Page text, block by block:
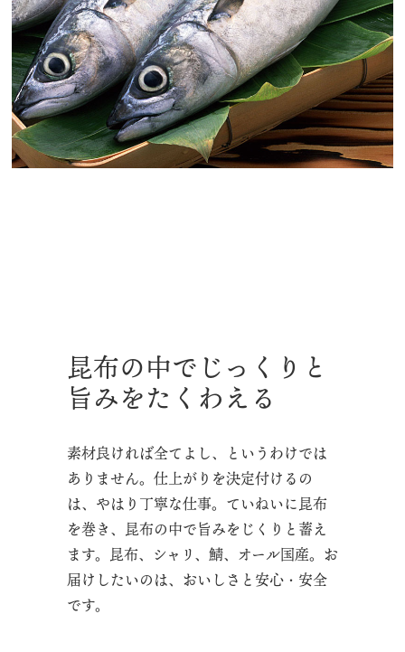
昆布の中でじっくりと
旨みをたくわえる
素材良ければ全てよし、というわけでは
ありません。仕上がりを決定付けるの
は、やはり丁寧な仕事。ていねいに昆布
を巻き、昆布の中で旨みをじくりと蓄え
ます。昆布、シャリ、鯖、オール国産。お
届けしたいのは、おいしさと安心・安全
です。